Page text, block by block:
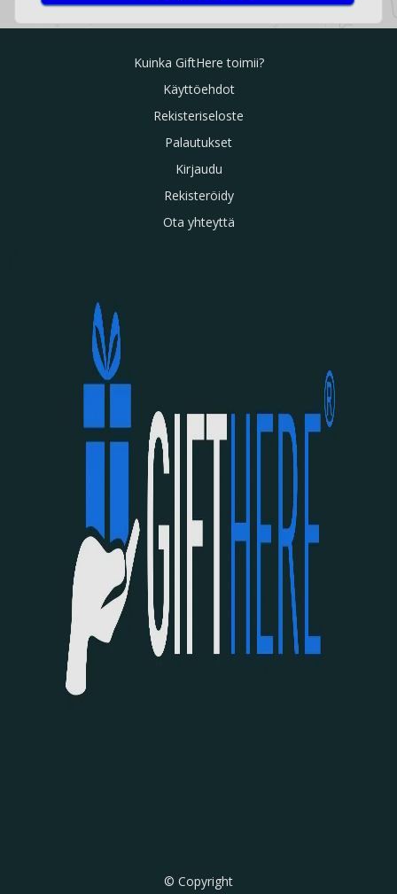
Kuinka GiftHere toimii?
Käyttöehdot
Rekisteriseloste
Palautukset
Kirjaudu
Rekisteröidy
Ota yhteyttä
© Copyright